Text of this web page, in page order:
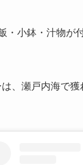
小鉢・汁物が
、瀬戸内海で